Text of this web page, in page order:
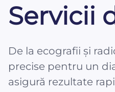
Servicii
De la ecografii și
precise pentru un
asigură rezultate